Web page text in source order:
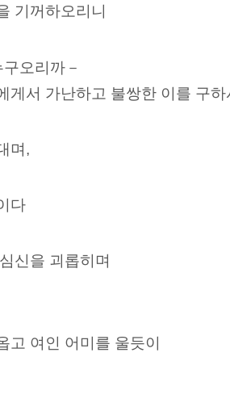
기꺼하오리니
오리까－
게서 가난하고 불쌍한 이를 구하
며,
다
신을 괴롭히며
고 여인 어미를 울듯이